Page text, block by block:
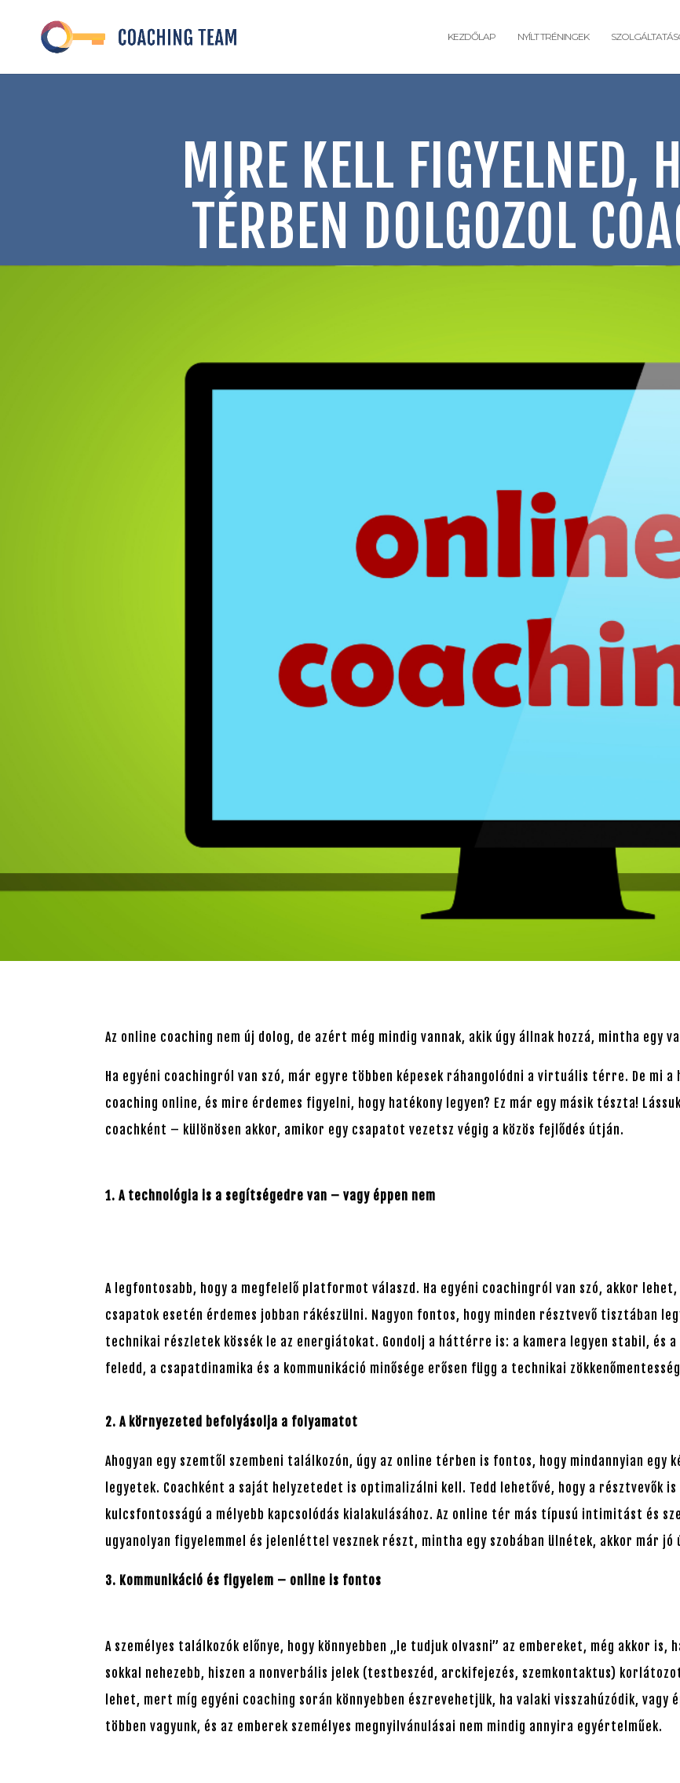
KEZDŐLAP NYÍLT TRÉNINGEK
MIRE KELL FIGYELNED,
TÉRBEN DOLGOZOL
Az online coaching nem új dolog, de azért még mindig vannak, akik úgy állnak hozzá, mintha egy
Ha egyéni coachingról van szó, már egyre többen képesek ráhangolódni a virtuális térre. De mi
coaching online, és mire érdemes figyelni, hogy hatékony legyen? Ez már egy másik tészta!
coachként – különösen akkor, amikor egy csapatot vezetsz végig a közös fejlődés útján.
1. A technológia is a segítségedre van – vagy éppen nem
A legfontosabb, hogy a megfelelő platformot válaszd. Ha egyéni coachingról van szó, akkor lehet,
csapatok esetén érdemes jobban rákészülni. Nagyon fontos, hogy minden résztvevő tisztában
technikai részletek kössék le az energiátokat. Gondolj a háttérre is: a kamera legyen stabil, és a
feledd, a csapatdinamika és a kommunikáció minősége erősen függ a technikai
2. A környezeted befolyásolja a folyamatot
Ahogyan egy szemtől szembeni találkozón, úgy az online térben is fontos, hogy mindannyian egy
legyetek. Coachként a saját helyzetedet is optimalizálni kell. Tedd lehetővé, hogy a résztvevők
kulcsfontosságú a mélyebb kapcsolódás kialakulásához. Az online tér más típusú intimitást és
ugyanolyan figyelemmel és jelenléttel vesznek részt, mintha egy szobában ülnétek, akkor már
3. Kommunikáció és figyelem – online is fontos
A személyes találkozók előnye, hogy könnyebben „le tudjuk olvasni” az embereket, még akkor is,
sokkal nehezebb, hiszen a nonverbális jelek (testbeszéd, arckifejezés, szemkontaktus)
lehet, mert míg egyéni coaching során könnyebben észrevehetjük, ha valaki visszahúzódik, vagy
többen vagyunk, és az emberek személyes megnyilvánulásai nem mindig annyira egyértelműek.